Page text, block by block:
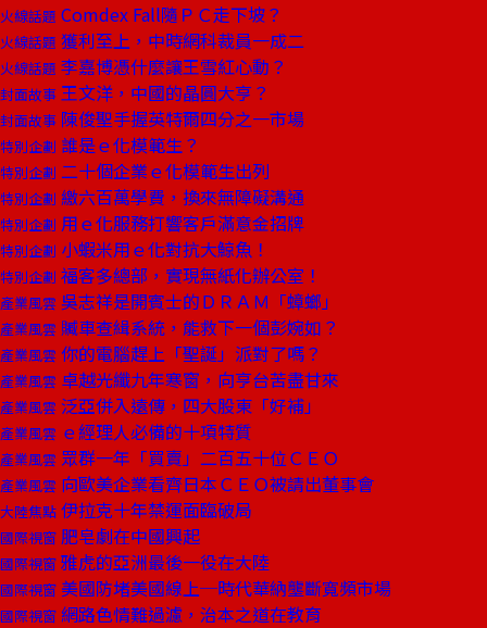
火線話題 Comdex Fall隨ＰＣ走下坡？
火線話題 獲利至上，中時網科裁員一成二
火線話題 李嘉博憑什麼讓王雪紅心動？
封面故事 王文洋，中國的晶圓大亨？
封面故事 陳俊聖手握英特爾四分之一市場
特別企劃 誰是ｅ化模範生？
特別企劃 二十個企業ｅ化模範生出列
特別企劃 繳六百萬學費，換來無障礙溝通
特別企劃 用ｅ化服務打響客戶滿意金招牌
特別企劃 小蝦米用ｅ化對抗大鯨魚！
特別企劃 福客多總部，實現無紙化辦公室！
產業風雲 吳志祥是開賓士的ＤＲＡＭ「蟑螂」
產業風雲 贓車查緝系統，能救下一個彭婉如？
產業風雲 你的電腦趕上「聖誕」派對了嗎？
產業風雲 卓越光纖九年寒窗，向亨台苦盡甘來
產業風雲 泛亞併入遠傳，四大股東「好補」
產業風雲 ｅ經理人必備的十項特質
產業風雲 眾群一年「買賣」二百五十位ＣＥＯ
產業風雲 向歐美企業看齊日本ＣＥＯ被請出董事會
大陸焦點 伊拉克十年禁運面臨破局
國際視窗 肥皂劇在中國興起
國際視窗 雅虎的亞洲最後一役在大陸
國際視窗 美國防堵美國線上─時代華納壟斷寬頻市場
國際視窗 網路色情難過濾，治本之道在教育